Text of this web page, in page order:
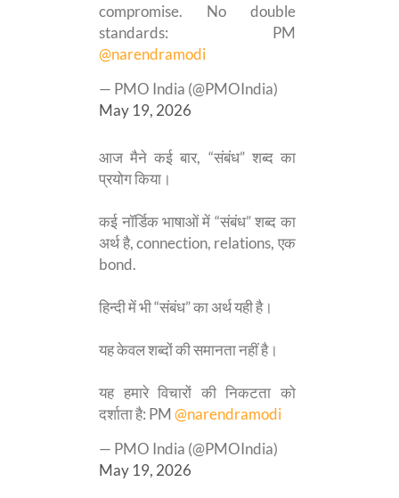
compromise. No double
standards: PM
@narendramodi
— PMO India (@PMOIndia)
May 19, 2026
आज मैने कई बार, “संबंध” शब्द का
प्रयोग किया।
कई नॉर्डिक भाषाओं में “संबंध” शब्द का
अर्थ है, connection, relations, एक
bond.
हिन्दी में भी “संबंध” का अर्थ यही है।
यह केवल शब्दों की समानता नहीं है।
यह हमारे विचारों की निकटता को
दर्शाता है: PM@narendramodi
— PMO India (@PMOIndia)
May 19, 2026